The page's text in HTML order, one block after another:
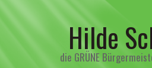
Hilde
die GRÜNE